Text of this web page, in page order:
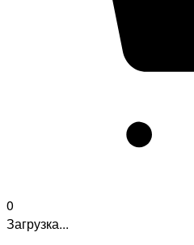
0
Загрузка...